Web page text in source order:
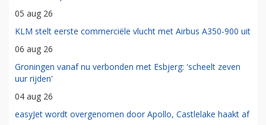
05 aug 26
KLM stelt eerste commerciële vlucht met Airbus A350-900 uit
06 aug 26
Groningen vanaf nu verbonden met Esbjerg: 'scheelt zeven
uur rijden'
04 aug 26
easyJet wordt overgenomen door Apollo, Castlelake haakt af